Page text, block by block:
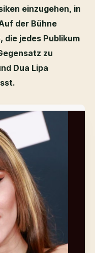
einzugehen, in
der Bühne
die jedes Publikum
zu
Dua Lipa